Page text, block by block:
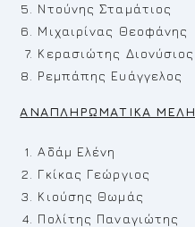
Ντούνης Σταμάτιος
Μιχαιρίνας Θεοφάνης
Κερασιώτης Διονύσιος
Ρεμπάπης Ευάγγελος
ΑΝΑΠΛΗΡΩΜΑΤΙΚΑ ΜΕΛΗ
Αδάμ Ελένη
Γκίκας Γεώργιος
Κιούσης Θωμάς
Πολίτης Παναγιώτης